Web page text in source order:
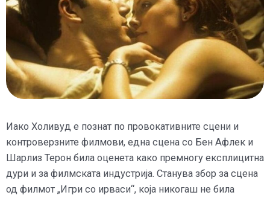
Иако Холивуд е познат по провокативните сцени и
контроверзните филмови, една сцена со Бен Афлек и
Шарлиз Терон била оценета како премногу експлицитна
дури и за филмската индустрија. Станува збор за сцена
од филмот „Игри со ирваси“, која никогаш не била